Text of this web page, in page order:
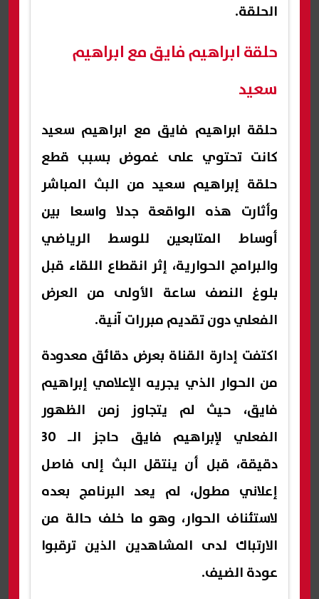
الحلقة.
حلقة ابراهيم فايق مع ابراهيم
سعيد
حلقة ابراهيم فايق مع ابراهيم سعيد
كانت تحتوي على غموض بسبب قطع
حلقة إبراهيم سعيد من البث المباشر
وأثارت هذه الواقعة جدلا واسعا بين
أوساط المتابعين للوسط الرياضي
والبرامج الحوارية، إثر انقطاع اللقاء قبل
بلوغ النصف ساعة الأولى من العرض
الفعلي دون تقديم مبررات آنية.
اكتفت إدارة القناة بعرض دقائق معدودة
من الحوار الذي يجريه الإعلامي إبراهيم
فايق، حيث لم يتجاوز زمن الظهور
الفعلي لإبراهيم فايق حاجز الـ 30
دقيقة، قبل أن ينتقل البث إلى فاصل
إعلاني مطول، لم يعد البرنامج بعده
لاستئناف الحوار، وهو ما خلف حالة من
الارتباك لدى المشاهدين الذين ترقبوا
عودة الضيف.